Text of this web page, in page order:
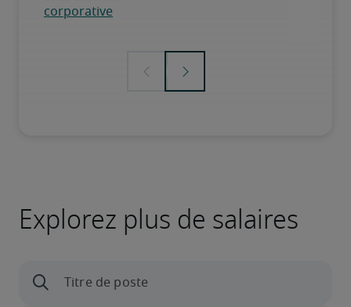
Explorez plus de salaires